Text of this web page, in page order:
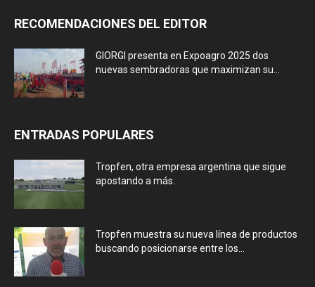
RECOMENDACIONES DEL EDITOR
GIORGI presenta en Expoagro 2025 dos
nuevas sembradoras que maximizan su...
ENTRADAS POPULARES
Tropfen, otra empresa argentina que sigue
apostando a más.
Tropfen muestra su nueva línea de productos
buscando posicionarse entre los...